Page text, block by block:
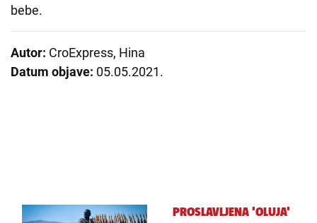
bebe.
Autor: CroExpress, Hina
Datum objave: 05.05.2021.
PROSLAVLJENA 'OLUJA'